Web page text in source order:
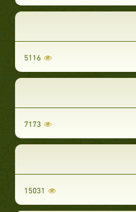
5116
7173
15031